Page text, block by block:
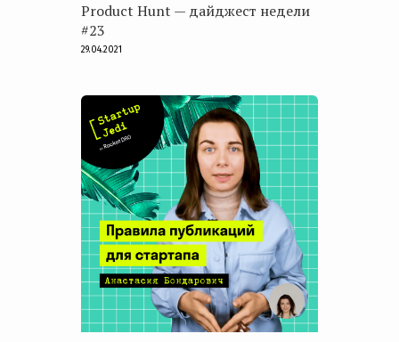
Product Hunt — дайджест недели
#23
29.04.2021